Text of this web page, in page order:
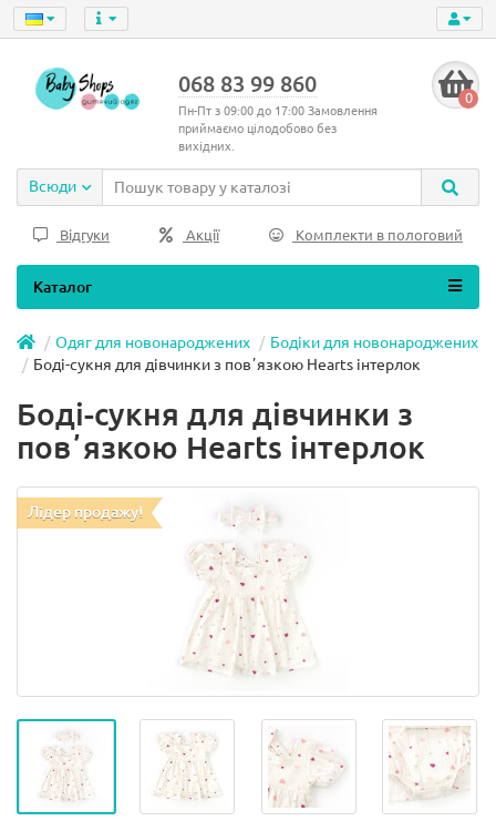
068 83 99 860
Пн-Пт з 09:00 до 17:00 Замовлення
приймаємо цілодобово без
вихідних.
0
Всюди
Відгуки Акції Комплекти в пологовий
Каталог
Одяг для новонароджених
Бодіки для новонароджених
Боді-сукня для дівчинки з повʼязкою Hearts інтерлок
Боді-сукня для дівчинки з
повʼязкою Hearts інтерлок
Лідер продажу!